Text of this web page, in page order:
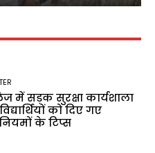
में सड़क सुरक्षा कार्यशाला
को दिए गए
के टिप्स